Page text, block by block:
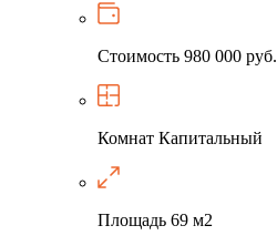
Стоимость 980 000 руб.
Комнат Капитальный
Площадь 69 м2